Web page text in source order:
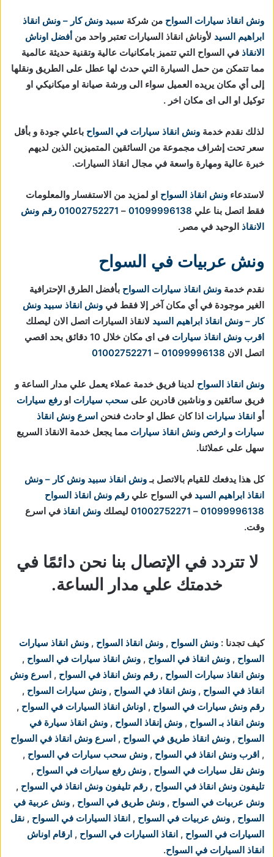
ونش انقاذ سيارات السواح من شركة سبيد ونش كار – ونش انقاذ
ابراهيم السيد لأوناش انقاذ السيارات تعتبر واحد من أفضل اوناش
الانقاذ في السواح التي تتميز بامكانيات عالية وتقنية حديثة عالمية
مما تتمكن من حمل السيارة التي حدث لها عطل على الطريق ونقلها
إلى أي مكان يريده العميل سواء الى ورشة صيانة او ميكانيكي او
توكيل او الى اى مكان اخر .
لذلك نقدم خدمة ونش انقاذ سيارات في السواح باعلي جودة و بأقل
سعر تحت إشراف مجموعة من السائقين المتميزين الذين لديهم
خبرة عالية ومهارة واسعة في مجال انقاذ السيارات.
لاستدعاء ونش انقاذ السواح او لمزيد من الاستفسار والمعلومات
فقط اتصل بنا علي 01099996138
–
01002752271 رقم ونش
الانقاذ الوحيد في مصر.
ونش عربيات في السواح
نقدم خدمة ونش انقاذ سيارات السواح بأفضل الطرق الإحترافية
الغير موجودة في أي مكان آخر إلا فقط في ونش انقاذ سبيد ونش
كار – ونش انقاذ ابراهيم السيد لانقاذ السيارات اتصل الان ليصلك
اقرب ونش انقاذ سيارات
فى اى مكان خلال 10 دقائق بحد اقصي
اتصل الان 01099996138
–
01002752271
ونش انقاذ السواح لدينا فريق خدمة عملاء يعمل علي مدار الساعة و
فريق سائقين و وناشين قادرين على سحب سيارات او رفع سيارات
أو انقاذ سيارات اذا كان عطل او حادث فنحن اسرع ونش انقاذ
سيارات و ارخص ونش انقاذ سيارات مما يجعل خدمة الانقاذ السريع
سهل على عملائنا.
كل هذا يدفعك للقيام بالاتصل بـونش انقاذ سبيد ونش كار – ونش
انقاذ ابراهيم السيد في السواح علي رقم ونش انقاذ السواح
01099996138
–
01002752271 ليصلك ونش انقاذ في اسرع
وقت.
لا تتردد في الإتصال بنا نحن دائمًا في
خدمتك علي مدار الساعة.
كيف تجدنا : ونش السواح , ونش انقاذ السواح , ونش انقاذ سيارات
السواح , ونش انقاذ في السواح , ونش انقاذ سيارات في السواح ,
ونش انقاذ سيارات السواح , رقم ونش انقاذ في السواح , اسرع ونش
انقاذ في السواح , ونش انقاذ في السواح , ونش سيارات السواح ,
رقم ونش سيارات في السواح , اوناش انقاذ السيارات في السواح ,
ونش انقاذ بـ السواح , ونش إنقاذ السواح , ونش انقاذ سيارة في
السواح , ونش انقاذ طريق في السواح , اسرع ونش انقاذ في السواح
, اقرب ونش انقاذ في السواح , ونش سحب سيارات في السواح ,
ونش نقل سيارات في السواح , ونش رفع سيارات في السواح ,
تليفون ونش انقاذ في السواح , رقم تليفون ونش انقاذ في السواح ,
ونش عربيات في السواح , ونش طريق في السواح , ونش عربية في
السواح , ونش عربيات في السواح , انقاذ السيارات في السواح , نقل
السيارات في السواح , انقاذ السيارات في السواح , ارقام اوناش
انقاذ السيارات في السواح.